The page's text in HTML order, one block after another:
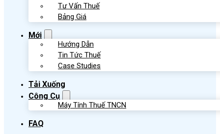
Tư Vấn Thuế
Bảng Giá
Mới
Hướng Dẫn
Tin Tức Thuế
Case Studies
Tải Xuống
Công Cụ
Máy Tính Thuế TNCN
FAQ